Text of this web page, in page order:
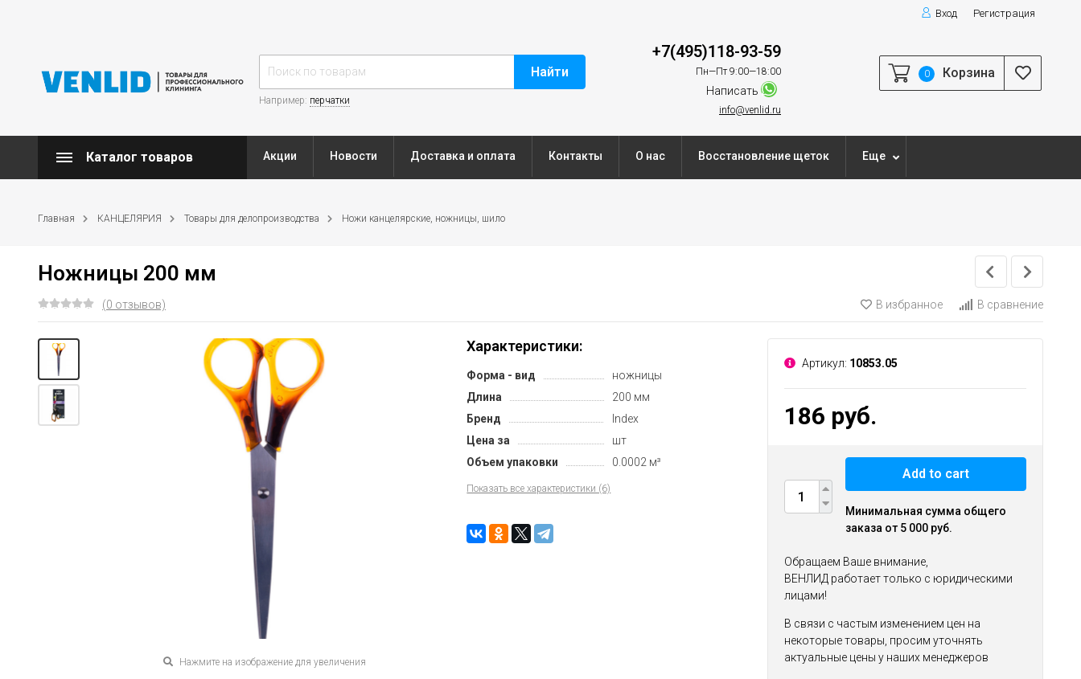
Вход Регистрация
Найти
Например: перчатки
+7(495)118-93-59
Пн—Пт 9:00—18:00
Написать
info@venlid.ru
0 Корзина
Каталог товаров Акции Новости Доставка и оплата Контакты О нас Восстановление щеток Еще
Главная КАНЦЕЛЯРИЯ Товары для делопроизводства Ножи канцелярские, ножницы, шило
Ножницы 200 мм
(0 отзывов) В избранное В сравнение
Нажмите на изображение для увеличения
Характеристики:
Форма - вид
ножницы
Длина
200 мм
Бренд
Index
Цена за
шт
Объем упаковки
0.0002 м³
Показать все характеристики (6)
Артикул: 10853.05
186 руб.
Add to cart
Минимальная сумма общего
заказа от 5 000 руб.
Обращаем Ваше внимание,
ВЕНЛИД работает только с юридическими
лицами!
В связи с частым изменением цен на
некоторые товары, просим уточнять
актуальные цены у наших менеджеров